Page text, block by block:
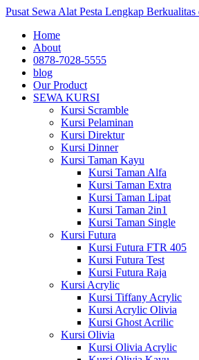
Pusat Sewa Alat Pesta Lengkap Berkualitas
Home
About
0878-7028-5555
blog
Our Product
SEWA KURSI
Kursi Scramble
Kursi Pelaminan
Kursi Direktur
Kursi Dinner
Kursi Taman Kayu
Kursi Taman Alfa
Kursi Taman Extra
Kursi Taman Lipat
Kursi Taman 2in1
Kursi Taman Single
Kursi Futura
Kursi Futura FTR 405
Kursi Futura Test
Kursi Futura Raja
Kursi Acrylic
Kursi Tiffany Acrylic
Kursi Acrylic Olivia
Kursi Ghost Acrilic
Kursi Olivia
Kursi Olivia Acrylic